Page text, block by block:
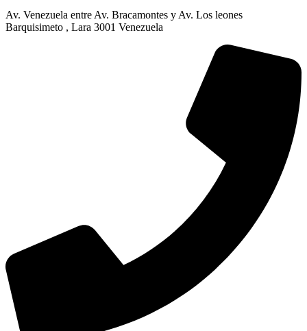
Av. Venezuela entre Av. Bracamontes y Av. Los leones
Barquisimeto , Lara 3001 Venezuela